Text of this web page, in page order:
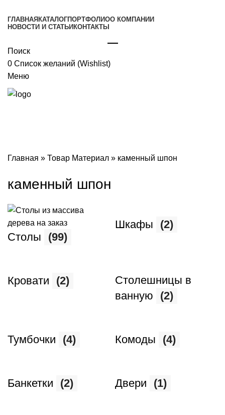
ГЛАВНАЯ КАТАЛОГПОРТФОЛИОО КОМПАНИИ
НОВОСТИ И СТАТЬИ КОНТАКТЫ
Поиск
0 Список желаний (Wishlist)
Меню
Главная » Товар Материал » каменный шпон
каменный шпон
Столы (99)
Шкафы (2)
Кровати (2)
Столешницы в
ванную
(2)
Тумбочки (4) Комоды (4)
Банкетки (2) Двери (1)